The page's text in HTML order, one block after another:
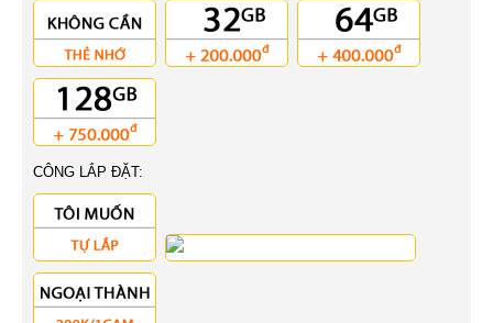
CÔNG LẮP ĐẶT: